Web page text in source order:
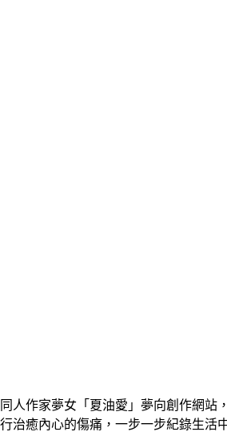
同人作家夢女「夏油愛」夢向創作網站
行治癒內心的傷痛，一步一步紀錄生活